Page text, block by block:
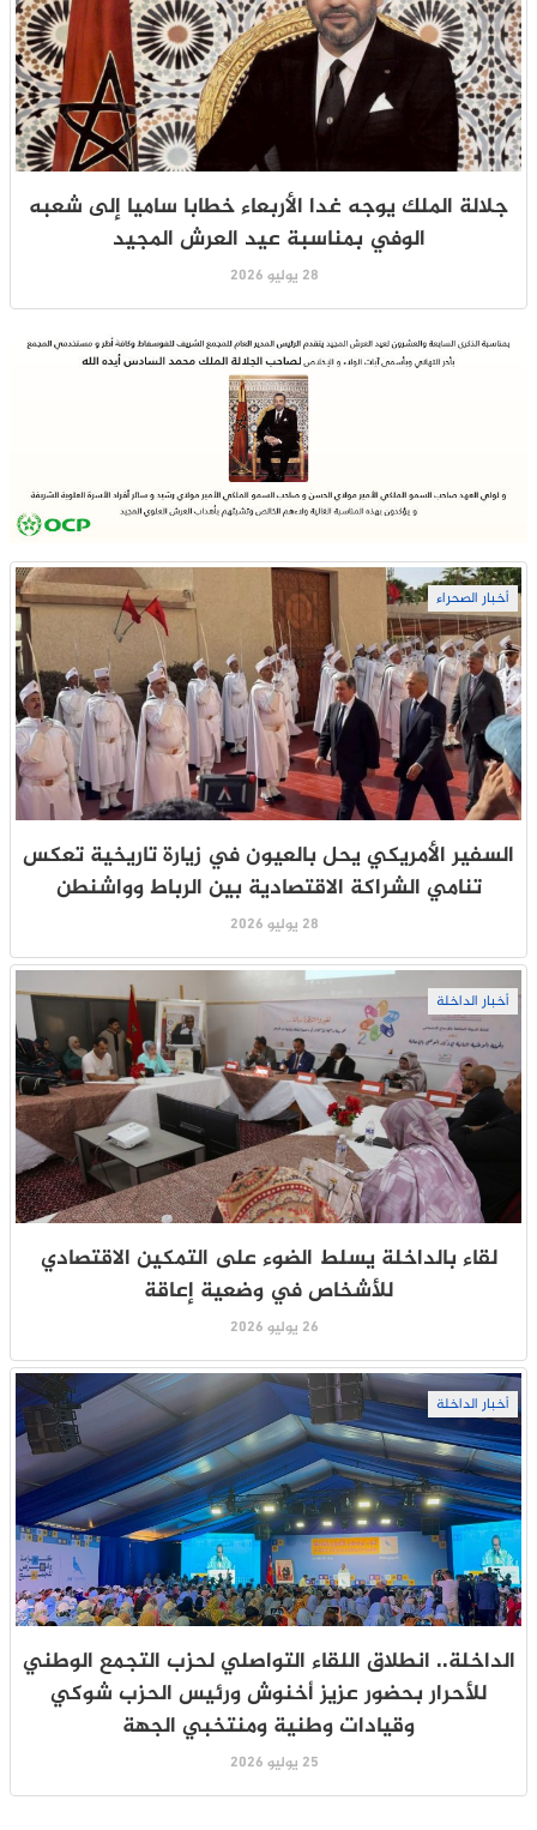
جلالة الملك يوجه غدا الأربعاء خطابا ساميا إلى شعبه
الوفي بمناسبة عيد العرش المجيد
28 يوليو 2026
أخبار الصحراء
السفير الأمريكي يحل بالعيون في زيارة تاريخية تعكس
تنامي الشراكة الاقتصادية بين الرباط وواشنطن
28 يوليو 2026
أخبار الداخلة
لقاء بالداخلة يسلط الضوء على التمكين الاقتصادي
للأشخاص في وضعية إعاقة
26 يوليو 2026
أخبار الداخلة
الداخلة.. انطلاق اللقاء التواصلي لحزب التجمع الوطني
للأحرار بحضور عزيز أخنوش ورئيس الحزب شوكي
وقيادات وطنية ومنتخبي الجهة
25 يوليو 2026